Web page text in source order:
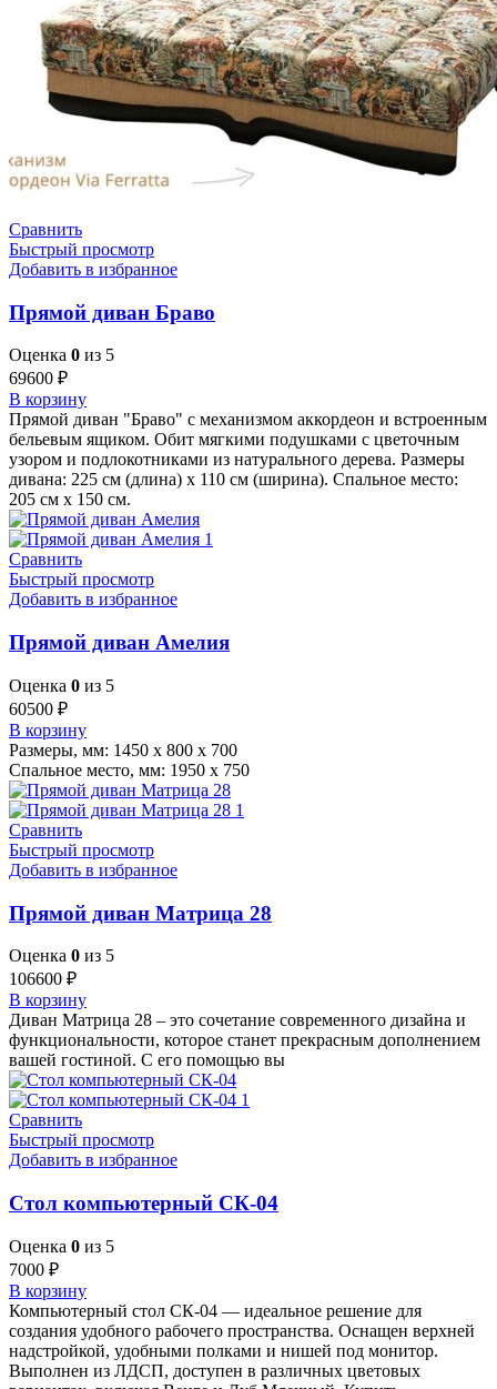
Сравнить
Быстрый просмотр
Добавить в избранное
Прямой диван Браво
Оценка 0 из 5
69600 ₽
В корзину
Прямой диван "Браво" с механизмом аккордеон и встроенным
бельевым ящиком. Обит мягкими подушками с цветочным
узором и подлокотниками из натурального дерева. Размеры
дивана: 225 см (длина) x 110 см (ширина). Спальное место:
205 см x 150 см.
Сравнить
Быстрый просмотр
Добавить в избранное
Прямой диван Амелия
Оценка 0 из 5
60500 ₽
В корзину
Размеры, мм: 1450 х 800 х 700
Спальное место, мм: 1950 х 750
Сравнить
Быстрый просмотр
Добавить в избранное
Прямой диван Матрица 28
Оценка 0 из 5
106600 ₽
В корзину
Диван Матрица 28 – это сочетание современного дизайна и
функциональности, которое станет прекрасным дополнением
вашей гостиной. С его помощью вы
Сравнить
Быстрый просмотр
Добавить в избранное
Стол компьютерный СК-04
Оценка 0 из 5
7000 ₽
В корзину
Компьютерный стол СК-04 — идеальное решение для
создания удобного рабочего пространства. Оснащен верхней
надстройкой, удобными полками и нишей под монитор.
Выполнен из ЛДСП, доступен в различных цветовых